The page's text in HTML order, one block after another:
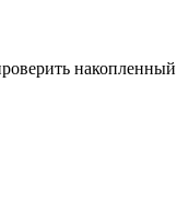
накопленный